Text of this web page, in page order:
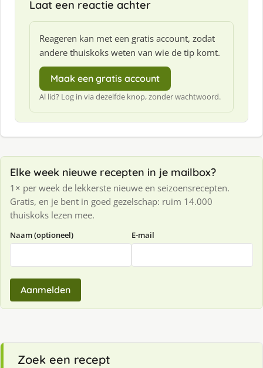
Laat een reactie achter
Reageren kan met een gratis account, zodat
andere thuiskoks weten van wie de tip komt.
Maak een gratis account
Al lid? Log in via dezelfde knop, zonder wachtwoord.
Elke week nieuwe recepten in je mailbox?
1× per week de lekkerste nieuwe en seizoensrecepten.
Gratis, en je bent in goed gezelschap: ruim 14.000
thuiskoks lezen mee.
Naam (optioneel) E-mail
Aanmelden
Zoek een recept